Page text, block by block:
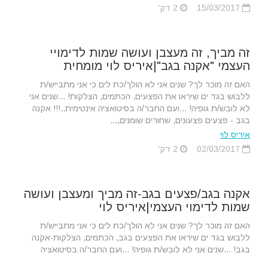
זה מביך, זה מעצבן ועושה שמות לדימויי
העצמי "אקנה בגב"|איריס לוי מומחית
האם זה מוכר לך? שנים אני לא הולך/כת לים כי אני מתבייש/ת
ללבוש בגד ים שיראו את הפצעים, הכתמים, הצלקות! ...שנים אני
לא לובש/ת גופיה! ...ועם החבר/ה בסיטואציה אינטימית..!!! אקנה
בגב - פצעים פצעונים, שחורים שומנים,...
איריס לוי
אקנה בגב/פצעים בגב-זה מביך ומעצבן ועושה
שמות לדימוי העצמי|איריס לוי
האם זה מוכר לך? שנים אני לא הולך/כת לים כי אני מתבייש/ת
ללבוש בגד ים שיראו את הפצעים בגב, הכתמים, הצלקות-אקנה
בגב! ...שנים אני לא לובש/ת גופיה! ...ועם החבר/ה בסיטואציה